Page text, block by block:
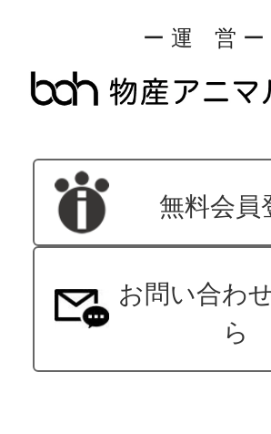
ー 運 営 ー
無料会員
お問い合わ
ら